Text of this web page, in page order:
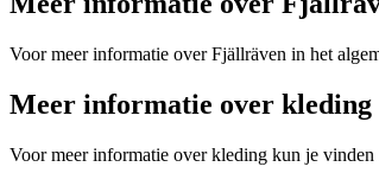
Voor meer informatie over Fjällräven in het
Meer informatie over kleding
Voor meer informatie over kleding kun je vinden